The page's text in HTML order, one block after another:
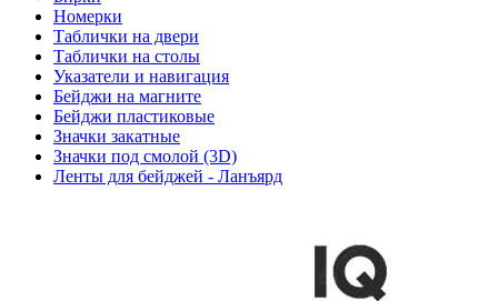
Номерки
Таблички на двери
Таблички на столы
Указатели и навигация
Бейджи на магните
Бейджи пластиковые
Значки закатные
Значки под смолой (3D)
Ленты для бейджей - Ланъярд